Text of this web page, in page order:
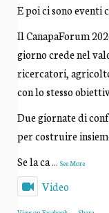
E poi ci sono eventi
Il CanapaForum
giorno crede nel
ricercatori,
con lo stesso
Due giornate di
per costruire
Se la ca... See More
Video